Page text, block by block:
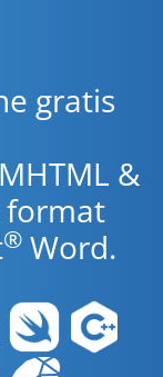
gratis
&
format
® Word.